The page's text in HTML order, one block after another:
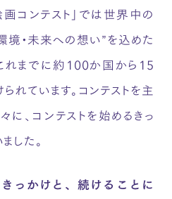
コンテスト」では世界中の
境・未来への想い”を込めた
れまでに約100か国から15
れています。コンテストを主
、コンテストを始めるきっ
した。
っかけと、続けることに